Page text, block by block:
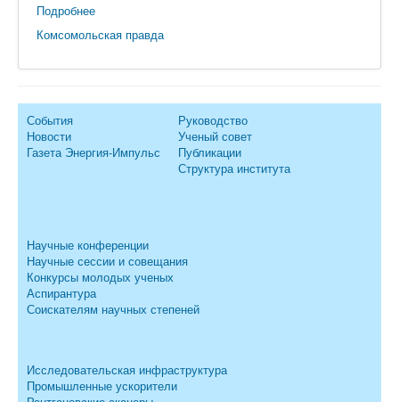
Подробнее
Комсомольская правда
События
Новости
Газета Энергия-Импульс
Руководство
Ученый совет
Публикации
Структура института
Научные конференции
Научные сессии и совещания
Конкурсы молодых ученых
Аспирантура
Соискателям научных степеней
Исследовательская инфраструктура
Промышленные ускорители